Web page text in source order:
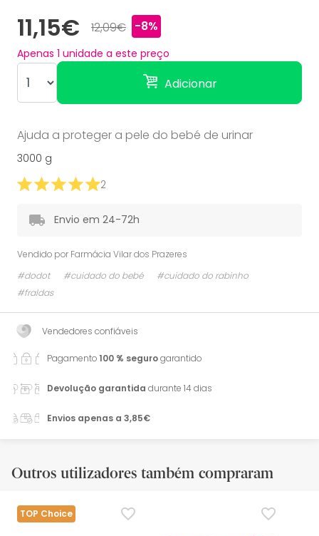
11,15€ 12,09€ -8%
Apenas 1 unidade a este preço
Adicionar
Ajuda a proteger a pele do bebé de urinar
3000 g
2
Envio em 24-72h
Vendido por Farmácia Vilar dos Prazeres
#dodot
#cuidado do bebé
#cuidado do rabinho
#fraldas
Vendedores confiáveis
Pagamento100 % segurogarantido
Devolução garantida durante 14 dias
Envios apenas a 3,85€
Outros utilizadores também compraram
TOP Choice